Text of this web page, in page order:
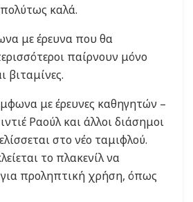
καλά.
με έρευνα που θα
παίρνουν μόνο
βιταμίνες.
με έρευνες καθηγητών –
Ραούλ και άλλοι διάσημοι
στο νέο ταμιφλού.
το πλακενίλ να
για προληπτική χρήση, όπως